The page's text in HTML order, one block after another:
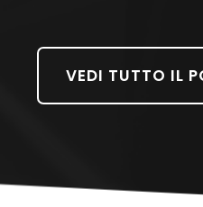
VEDI TUTTO IL